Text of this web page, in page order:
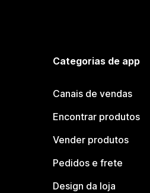
Categorias de app
Canais de vendas
Encontrar produtos
Vender produtos
Pedidos e frete
Design da loja